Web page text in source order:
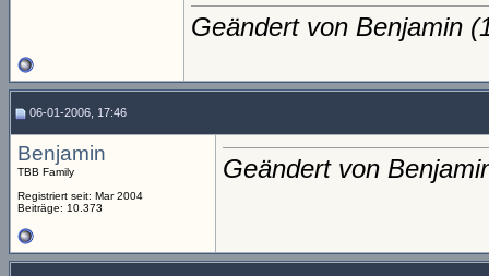
Geändert von Benjamin
06-01-2006, 17:46
Benjamin
TBB Family
Registriert seit: Mar 2004
Beiträge: 10.373
Geändert von